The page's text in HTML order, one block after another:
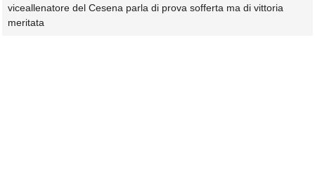
viceallenatore del Cesena parla di prova sofferta ma di vittoria
meritata